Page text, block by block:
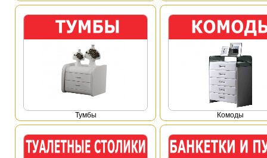
Тумбы Комоды